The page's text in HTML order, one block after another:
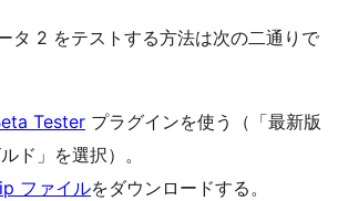
タ 2 をテストする方法は次の二通りで
Tester プラグインを使う（「最新版
ド」を選択）。
ファイルをダウンロードする。